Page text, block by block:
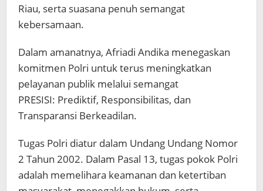
Riau, serta suasana penuh semangat
kebersamaan.
Dalam amanatnya, Afriadi Andika menegaskan
komitmen Polri untuk terus meningkatkan
pelayanan publik melalui semangat
PRESISI: Prediktif, Responsibilitas, dan
Transparansi Berkeadilan.
Tugas Polri diatur dalam Undang Undang Nomor
2 Tahun 2002. Dalam Pasal 13, tugas pokok Polri
adalah memelihara keamanan dan ketertiban